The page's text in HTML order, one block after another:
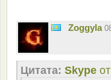
Zoggyla
Цитата: Skype от